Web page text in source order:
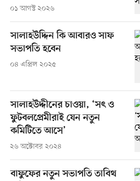
০১ আগস্ট ২০২৬
সালাহউদ্দিন কি আবারও সাফ
সভাপতি হবেন
০৪ এপ্রিল ২০২৫
সালাহউদ্দীনের চাওয়া, ‘সৎ ও
ফুটবলপ্রেমীরাই যেন নতুন
কমিটিতে আসে’
২৬ অক্টোবর ২০২৪
বাফুফের নতুন সভাপতি তাবিথ